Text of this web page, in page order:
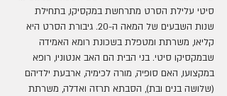
סיטי עלילת הסרט מתרחשת במקסיקו, בתחילת
שנות השבעים של המאה ה-20. גיבורת הסרט היא
קליאו, משרתת ומטפלת בשכונת רומא האמידה
שבמקסיקו סיטי. בני הבית הם האב אנטוניו, רופא
במקצועו, האם סופיה, מורה לכימיה, ארבעת ילדיהם
(שלושה בנים ובת), הסבתא תרזה ואדלה, משרתת